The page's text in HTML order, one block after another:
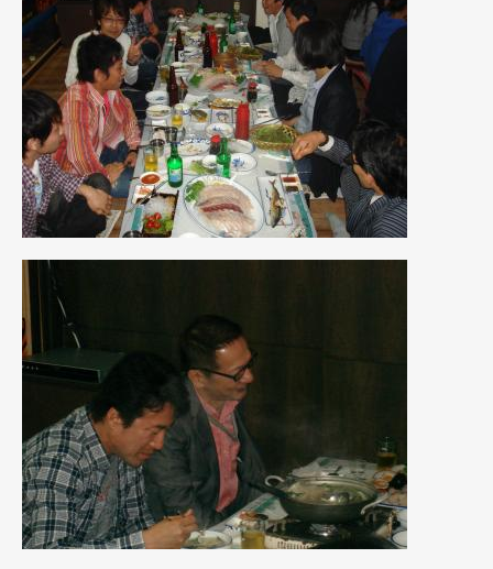
2021年1月(2)
2020年12月(2)
2020年11月(2)
2020年10月(1)
2020年9月(3)
2020年8月(4)
2020年6月
2020年5月
2020年4月 (4)
2020年3月(4)
2020年2月 (12)
2020年1月(6)